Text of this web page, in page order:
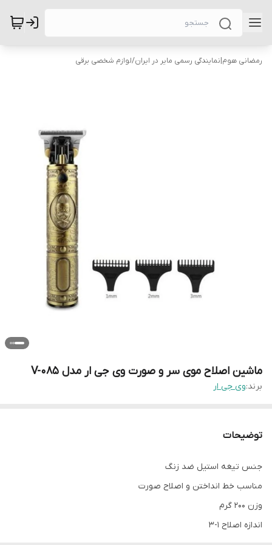
رمضانی هوم|نمایندگی رسمی مایر در ایران/لوازم شخصی برقی
ماشین اصلاح موی سر و صورت وی جی ار مدل V-085
برند:وی جی ار
توضیحات
جنس تیغه استیل ضد زنگ
مناسب خط انداختن و اصلاح صورت
وزن 200 گرم
اندازه اصلاح 1-3